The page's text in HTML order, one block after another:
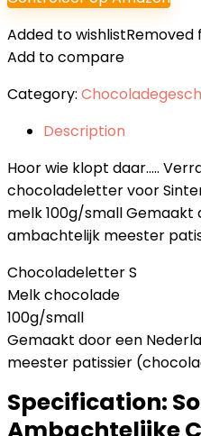
Added to wishlistRemoved
Add to compare
Category:
Description
Hoor wie klopt daar…..
chocoladeletter voor
melk 100g/small Gemaakt
ambachtelijk meester
Chocoladeletter S
Melk chocolade
100g/small
Gemaakt door een
meester patissier
Specification: